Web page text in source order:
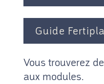
Guide
Vous trouverez
aux modules.